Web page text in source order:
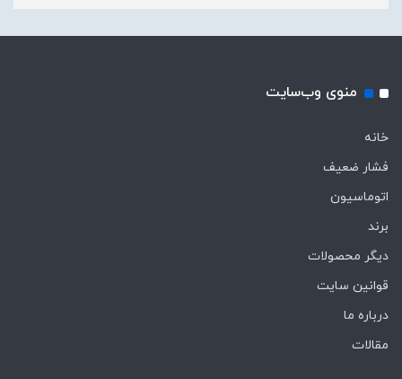
منوی وب‌سایت
خانه
فشار ضعیف
اتوماسیون
برند
دیگر محصولات
قوانین سایت
درباره ما
مقالات